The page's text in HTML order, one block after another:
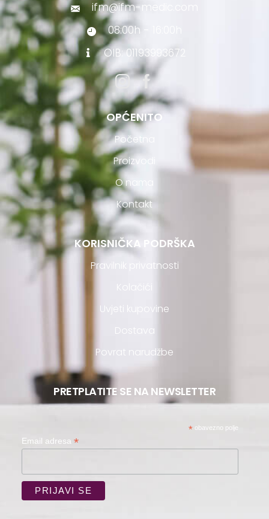
ifm@ifm-medic.com
08:00h - 16:00h
OIB: 01193993672
OPĆENITO
Početna
Proizvodi
O nama
Kontakt
KORISNIČKA PODRŠKA
Pravilnik privatnosti
Uvjeti kupovine
Dostava
Povrat narudžbe
PRETPLATITE SE NA NEWSLETTER
*obavezno polje
Email adresa *